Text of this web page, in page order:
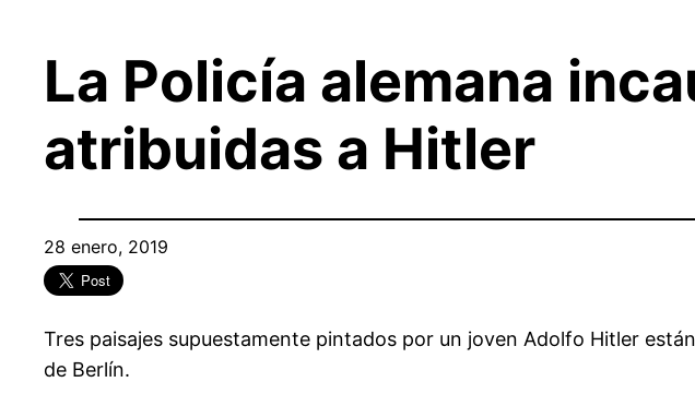
La Policía alemana
atribuidas a Hitler
28 enero, 2019
Tres paisajes supuestamente pintados por un joven Adolfo Hitler
de Berlín.